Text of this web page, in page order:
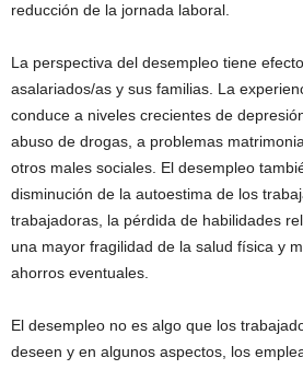
reducción de la jornada laboral.
La perspectiva del desempleo tiene
asalariados/as y sus familias. La
conduce a niveles crecientes de
abuso de drogas, a problemas
otros males sociales. El desempleo
disminución de la autoestima de los
trabajadoras, la pérdida de habilidades
una mayor fragilidad de la salud física y
ahorros eventuales.
El desempleo no es algo que los
deseen y en algunos aspectos, los